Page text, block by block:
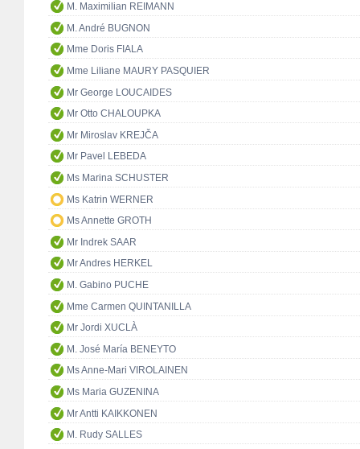
M. Maximilian REIMANN
M. André BUGNON
Mme Doris FIALA
Mme Liliane MAURY PASQUIER
Mr George LOUCAIDES
Mr Otto CHALOUPKA
Mr Miroslav KREJČA
Mr Pavel LEBEDA
Ms Marina SCHUSTER
Ms Katrin WERNER
Ms Annette GROTH
Mr Indrek SAAR
Mr Andres HERKEL
M. Gabino PUCHE
Mme Carmen QUINTANILLA
Mr Jordi XUCLÀ
M. José María BENEYTO
Ms Anne-Mari VIROLAINEN
Ms Maria GUZENINA
Mr Antti KAIKKONEN
M. Rudy SALLES